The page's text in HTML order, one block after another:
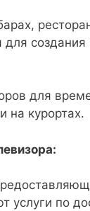
для
для
на курортах.
услуги по